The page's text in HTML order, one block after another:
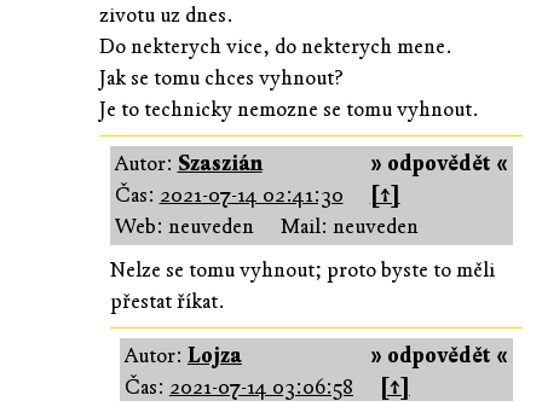
zivotu uz dnes.
Do nekterych vice, do nekterych mene.
Jak se tomu chces vyhnout?
Je to technicky nemozne se tomu vyhnout.
» odpovědět «
Autor: Szaszián
Čas: 2021-07-14 02:41:30
[↑]
Web: neuveden
Mail: neuveden
Nelze se tomu vyhnout; proto byste to měli
přestat říkat.
» odpovědět «
Autor: Lojza
Čas: 2021-07-14 03:06:58
[↑]